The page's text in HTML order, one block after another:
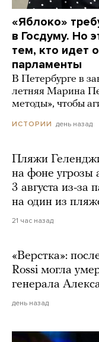
«Яблоко»
в Госдуму. Но
тем, кто идет
парламенты
В Петербурге в
летняя Марина
методы», чтобы
ИСТОРИИ день назад
Пляжи
на фоне угрозы
3 августа из-за
на один из
21 час назад
«Верстка»:
Rossi могла
генерала
день назад